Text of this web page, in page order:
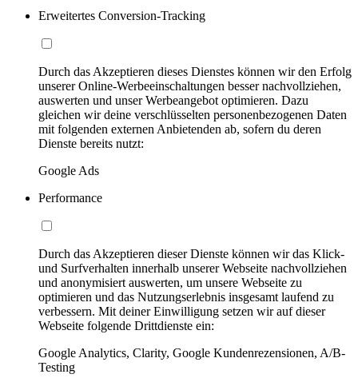
Erweitertes Conversion-Tracking
Durch das Akzeptieren dieses Dienstes können wir den Erfolg
unserer Online-Werbeeinschaltungen besser nachvollziehen,
auswerten und unser Werbeangebot optimieren. Dazu
gleichen wir deine verschlüsselten personenbezogenen Daten
mit folgenden externen Anbietenden ab, sofern du deren
Dienste bereits nutzt:
Google Ads
Performance
Durch das Akzeptieren dieser Dienste können wir das Klick-
und Surfverhalten innerhalb unserer Webseite nachvollziehen
und anonymisiert auswerten, um unsere Webseite zu
optimieren und das Nutzungserlebnis insgesamt laufend zu
verbessern. Mit deiner Einwilligung setzen wir auf dieser
Webseite folgende Drittdienste ein:
Google Analytics, Clarity, Google Kundenrezensionen, A/B-
Testing